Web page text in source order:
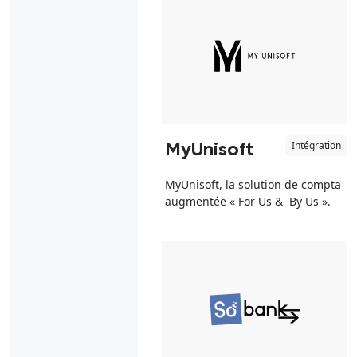
MyUnisoft Intégration
MyUnisoft, la solution de compta
augmentée « For Us & By Us ».